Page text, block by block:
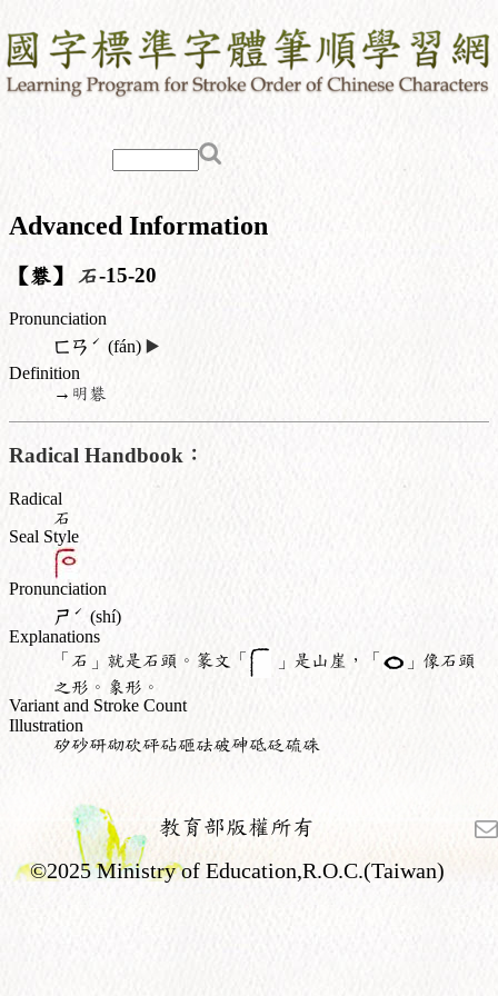
Advanced Information
【礬】 石-15-20
Pronunciation
ㄈㄢ ˊ (fán) ▶️
Definition
→ 明礬
Radical Handbook：
Radical
石
Seal Style
Pronunciation
ㄕ ˊ (shí)
Explanations
「石」就是石頭。篆文「
」是山崖，「
」像石頭
之形。象形。
Variant and Stroke Count
Illustration
矽砂研砌砍砰砧砸砝破砷砥砭硫硃
教育部版權所有
©2025 Ministry of Education,R.O.C.(Taiwan)